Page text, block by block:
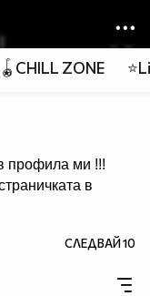
🪀CHILL ZONE
профила ми !!!
в
СЛЕДВАЙ10